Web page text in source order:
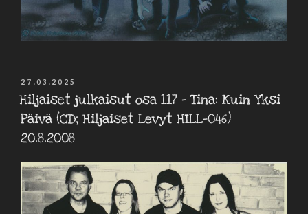
JULKAISTU
27.03.2025
Hiljaiset julkaisut osa 117 – Tina: Kuin Yksi
Päivä (CD; Hiljaiset Levyt HILL-046)
20.8.2008